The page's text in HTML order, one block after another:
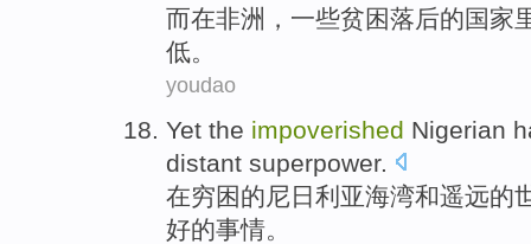
而在非洲 ，一些贫困落后的国家
低。
youdao
Yet the impoverished Nigerian
distant superpower.
在穷困的尼日利亚海湾和遥远的
好的事情。